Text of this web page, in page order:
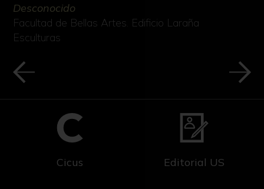
Desconocido
Facultad de Bellas Artes. Edificio Laraña
Esculturas
Cicus Editorial US